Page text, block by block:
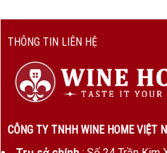
THÔNG TIN LIÊN HỆ
CÔNG TY TNHH WINE HOME VIỆT